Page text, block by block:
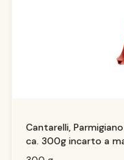
Cantarelli, Parmigiano
ca. 300g incarto a